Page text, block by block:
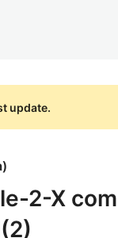
update.
)
2-X